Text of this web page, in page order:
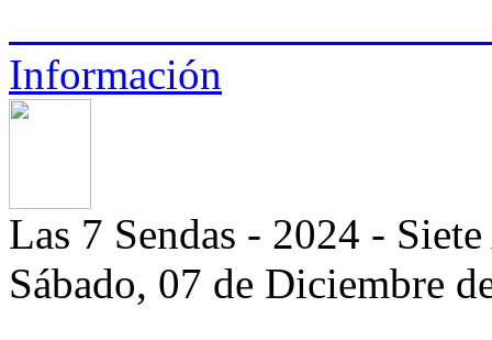
Información
Las 7 Sendas - 2024 -
Sábado, 07 de Diciembre